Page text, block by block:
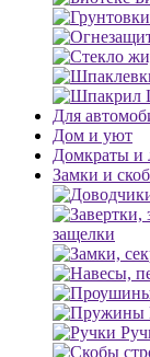
Для
Дом и уют
Домкраты и
Замки и
защелки